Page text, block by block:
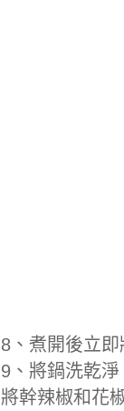
8、煮開後立
9、將鍋洗乾
將幹辣椒和花